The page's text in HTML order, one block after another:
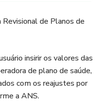
de Planos de
insirir os valores das
de plano de saúde,
com os reajustes por
a ANS.